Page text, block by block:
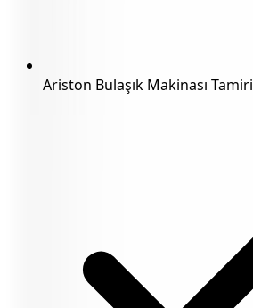
Ariston Bulaşık Makinası Tamiri